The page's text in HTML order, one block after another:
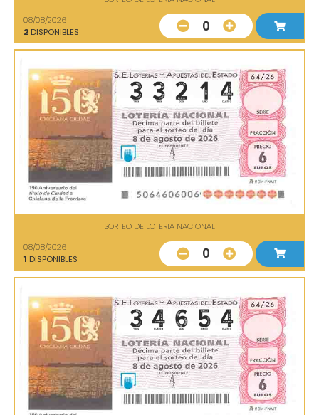
08/08/2026
2 DISPONIBLES 0
SORTEO DE LOTERIA NACIONAL
08/08/2026
1 DISPONIBLES 0